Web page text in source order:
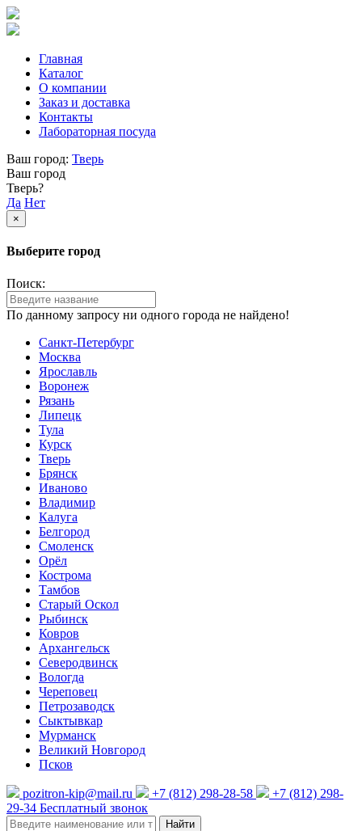
Главная
Каталог
О компании
Заказ и доставка
Контакты
Лабораторная посуда
Ваш город: Тверь
Ваш город
Тверь?
Да Нет
×
Выберите город
Поиск:
По данному запросу ни одного города не найдено!
Санкт-Петербург
Москва
Ярославль
Воронеж
Рязань
Липецк
Тула
Курск
Тверь
Брянск
Иваново
Владимир
Калуга
Белгород
Смоленск
Орёл
Кострома
Тамбов
Старый Оскол
Рыбинск
Ковров
Архангельск
Северодвинск
Вологда
Череповец
Петрозаводск
Сыктывкар
Мурманск
Великий Новгород
Псков
pozitron-kip@mail.ru +7 (812) 298-28-58
+7 (812) 298-
29-34 Бесплатный звонок
Найти